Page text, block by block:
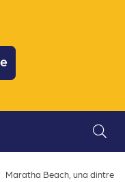
Maratha Beach, una dintre